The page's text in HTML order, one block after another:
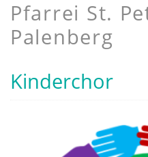
Pfarrei St.
Palenberg
Kinderchor